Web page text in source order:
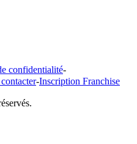
confidentialité-
-Inscription Franchise